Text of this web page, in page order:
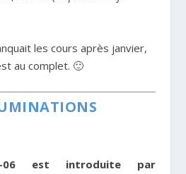
les cours après janvier,
au complet. 🙂
06 est introduite par